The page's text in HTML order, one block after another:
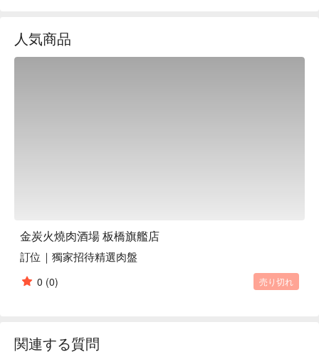
的每個角落都充滿著歡樂又讓人放鬆的魔力，最適合揪團來大
口吃肉、開心暢聊！
適合情境：多人聚餐、私密包廂聚會、寵物友善餐廳
貼心服務：提供包廂、寵物友善
🍽️ 口碑必點
豚 | 無論是松阪豬的爽脆，還是五花肉的豐腴，都是下酒的最
佳搭檔。
人気商品
金炭火燒肉酒場 板橋旗艦店
訂位｜獨家招待精選肉盤
0 (0) 売り切れ
関連する質問